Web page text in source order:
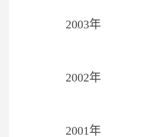
2003年
2002年
2001年